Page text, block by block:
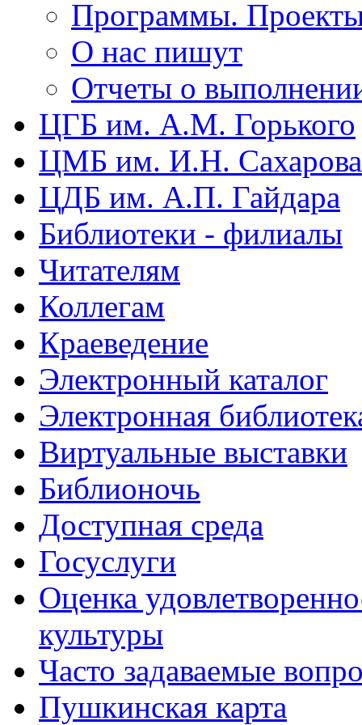
Программы.
О нас пишут
Отчеты о
ЦГБ им. А.М. Горького
ЦМБ им. И.Н. Сахарова
ЦДБ им. А.П. Гайдара
Библиотеки - филиалы
Читателям
Коллегам
Краеведение
Электронный каталог
Электронная
Виртуальные выставки
Библионочь
Доступная среда
Госуслуги
Оценка
культуры
Часто задаваемые
Пушкинская карта